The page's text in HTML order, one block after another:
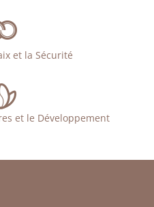
et la Sécurité
et le Développement